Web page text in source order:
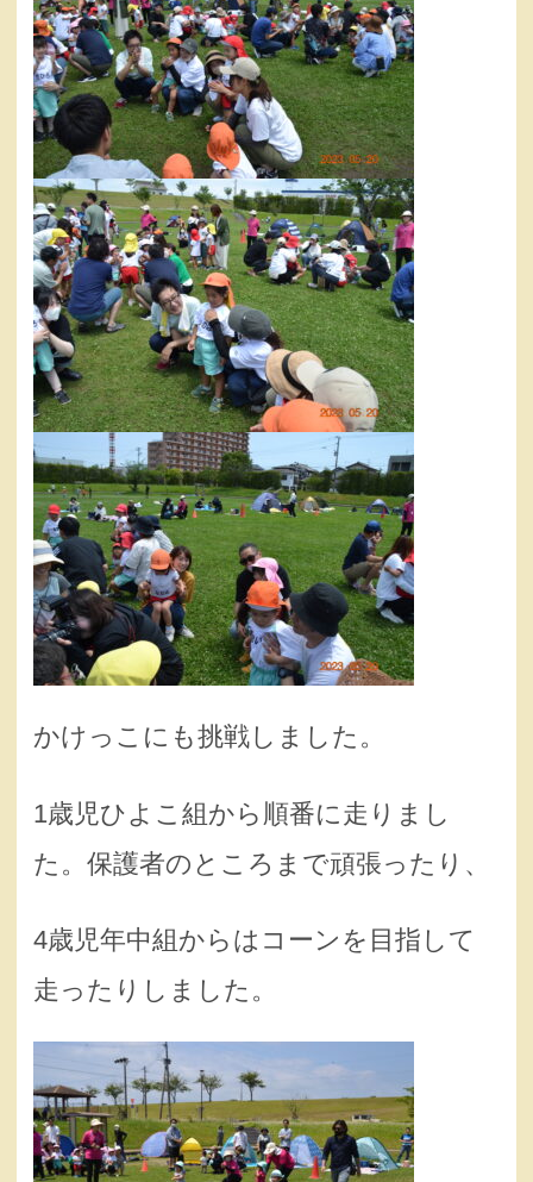
かけっこにも挑戦しました。
1歳児ひよこ組から順番に走りまし
た。保護者のところまで頑張ったり、
4歳児年中組からはコーンを目指して
走ったりしました。